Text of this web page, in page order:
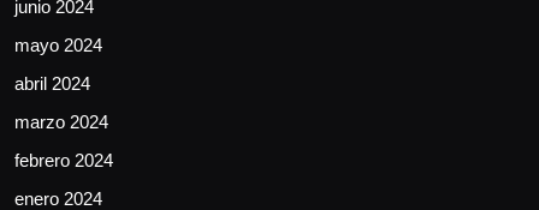
junio 2024
mayo 2024
abril 2024
marzo 2024
febrero 2024
enero 2024